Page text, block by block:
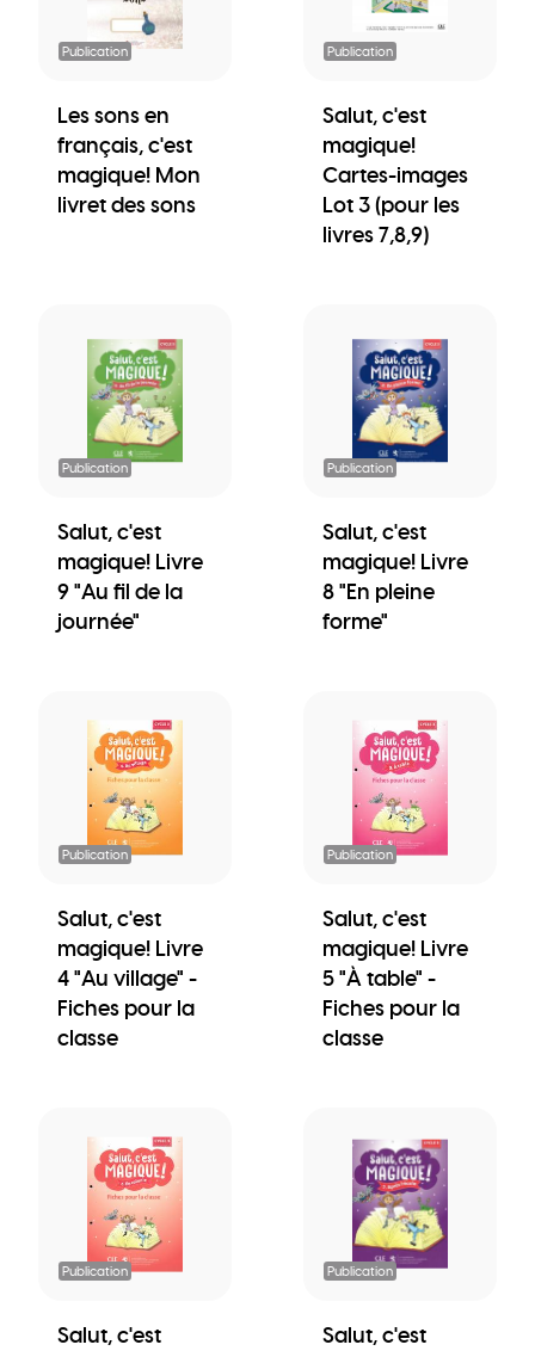
Publication
Les sons en
français, c'est
magique! Mon
livret des sons
Publication
Salut, c'est
magique!
Cartes-images
Lot 3 (pour les
livres 7,8,9)
Publication
Salut, c'est
magique! Livre
9 "Au fil de la
journée"
Publication
Salut, c'est
magique! Livre
8 "En pleine
forme"
Publication
Salut, c'est
magique! Livre
4 "Au village" -
Fiches pour la
classe
Publication
Salut, c'est
magique! Livre
5 "À table" -
Fiches pour la
classe
Publication
Salut, c'est
Publication
Salut, c'est